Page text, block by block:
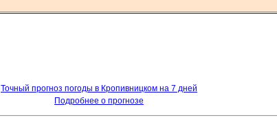
Точный прогноз погоды в Кропивницком на 7 дней
Подробнее о прогнозе